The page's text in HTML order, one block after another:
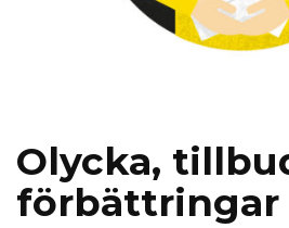
Olycka,
förbättringar